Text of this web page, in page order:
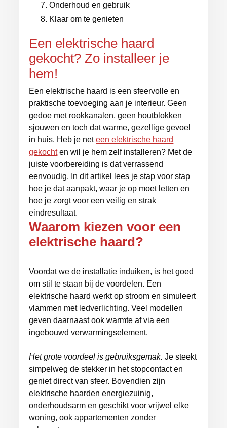
Onderhoud en gebruik
Klaar om te genieten
Een elektrische haard
gekocht? Zo installeer je
hem!
Een elektrische haard is een sfeervolle en
praktische toevoeging aan je interieur. Geen
gedoe met rookkanalen, geen houtblokken
sjouwen en toch dat warme, gezellige gevoel
in huis. Heb je neteen elektrische haard
gekochten wil je hem zelf installeren? Met de
juiste voorbereiding is dat verrassend
eenvoudig. In dit artikel lees je stap voor stap
hoe je dat aanpakt, waar je op moet letten en
hoe je zorgt voor een veilig en strak
eindresultaat.
Waarom kiezen voor een
elektrische haard?
Voordat we de installatie induiken, is het goed
om stil te staan bij de voordelen. Een
elektrische haard werkt op stroom en simuleert
vlammen met ledverlichting. Veel modellen
geven daarnaast ook warmte af via een
ingebouwd verwarmingselement.
Het grote voordeel is gebruiksgemak. Je steekt
simpelweg de stekker in het stopcontact en
geniet direct van sfeer. Bovendien zijn
elektrische haarden energiezuinig,
onderhoudsarm en geschikt voor vrijwel elke
woning, ook appartementen zonder